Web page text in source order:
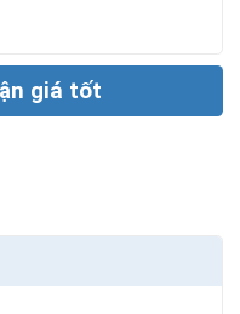
giá tốt